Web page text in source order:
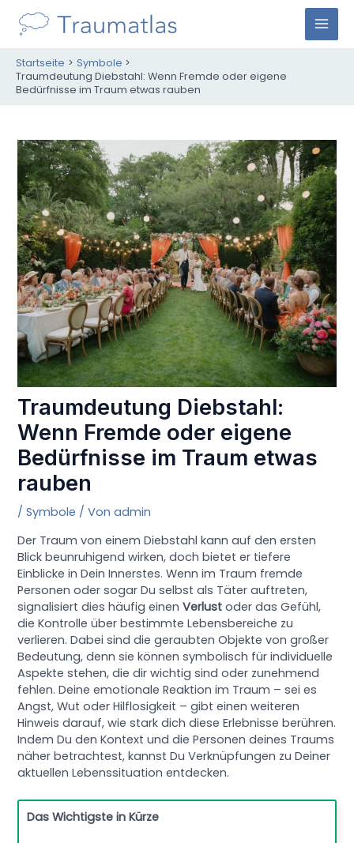
Inhalt
springen
M
M
E
N
U
Startseite
Symbole
Traumdeutung Diebstahl: Wenn Fremde oder eigene
Bedürfnisse im Traum etwas rauben
Traumdeutung Diebstahl:
Wenn Fremde oder eigene
Bedürfnisse im Traum etwas
rauben
/Symbole / Vonadmin
Der Traum von einem Diebstahl kann auf den ersten
Blick beunruhigend wirken, doch bietet er tiefere
Einblicke in Dein Innerstes. Wenn im Traum fremde
Personen oder sogar Du selbst als Täter auftreten,
signalisiert dies häufig einenVerlust oder das Gefühl,
die Kontrolle über bestimmte Lebensbereiche zu
verlieren. Dabei sind die geraubten Objekte von großer
Bedeutung, denn sie können symbolisch für individuelle
Aspekte stehen, die dir wichtig sind oder zunehmend
fehlen. Deine emotionale Reaktion im Traum – sei es
Angst, Wut oder Hilflosigkeit – gibt einen weiteren
Hinweis darauf, wie stark dich diese Erlebnisse berühren.
Indem Du den Kontext und die Personen deines Traums
näher betrachtest, kannst Du Verknüpfungen zu Deiner
aktuellen Lebenssituation entdecken.
Das Wichtigste in Kürze